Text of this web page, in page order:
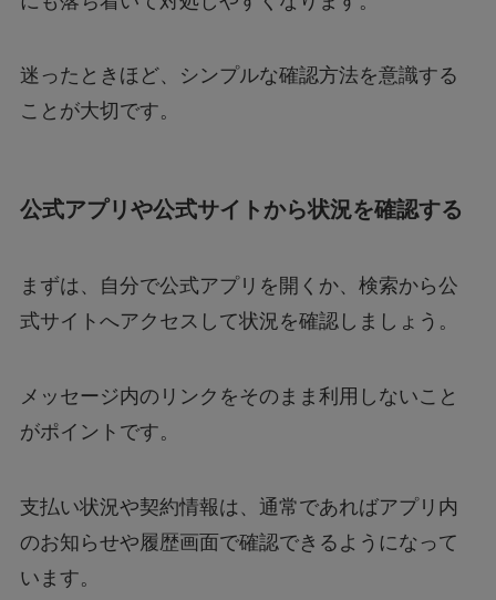
迷ったときほど、シンプルな確認方法を意識する
ことが大切です。
公式アプリや公式サイトから状況を確認する
まずは、自分で公式アプリを開くか、検索から公
式サイトへアクセスして状況を確認しましょう。
メッセージ内のリンクをそのまま利用しないこと
がポイントです。
支払い状況や契約情報は、通常であればアプリ内
のお知らせや履歴画面で確認できるようになって
います。